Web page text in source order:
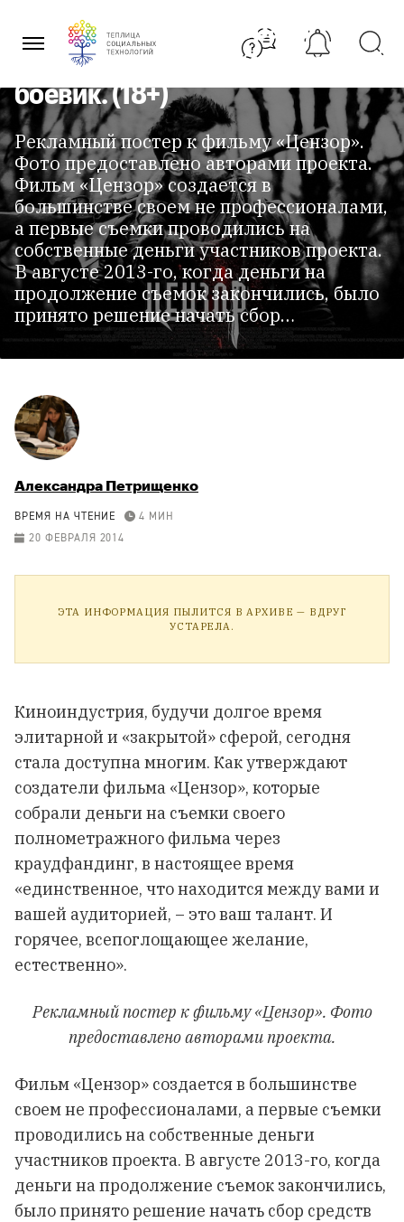
содержаниюкраудфандинга собрать
средства на полнометражный
боевик. (18+)
Рекламный постер к фильму «Цензор».
Фото предоставлено авторами проекта.
Фильм «Цензор» создается в
большинстве своем не профессионалами,
а первые съемки проводились на
собственные деньги участников проекта.
В августе 2013-го, когда деньги на
продолжение съемок закончились, было
принято решение начать сбор…
Александра Петрищенко
ВРЕМЯ НА ЧТЕНИЕ
4 МИН
20 ФЕВРАЛЯ 2014
ЭТА ИНФОРМАЦИЯ ПЫЛИТСЯ В АРХИВЕ — ВДРУГ
УСТАРЕЛА.
Киноиндустрия, будучи долгое время
элитарной и «закрытой» сферой, сегодня
стала доступна многим. Как утверждают
создатели фильма «Цензор», которые
собрали деньги на съемки своего
полнометражного фильма через
краудфандинг, в настоящее время
«единственное, что находится между вами и
вашей аудиторией, – это ваш талант. И
горячее, всепоглощающее желание,
естественно».
Рекламный постер к фильму «Цензор». Фото
предоставлено авторами проекта.
Фильм «Цензор» создается в большинстве
своем не профессионалами, а первые съемки
проводились на собственные деньги
участников проекта. В августе 2013-го, когда
деньги на продолжение съемок закончились,
было принято решение начать сбор средств